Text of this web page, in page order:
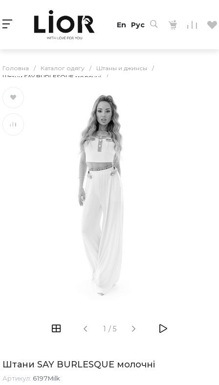
En Рус
Головна / Каталог одягу / Штаны и джинсы
/
Штани SAY BURLESQUE молочні
/
1 / 5
Штани SAY BURLESQUE молочні
Артикул: 6197Milk